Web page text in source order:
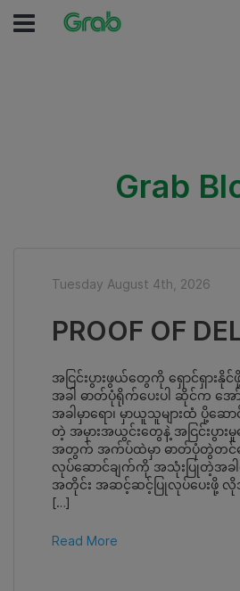
Grab
Tuesday August 4th, 2026
PROOF OF
အငြင်းပွားဖွယ်တွေကို ရှောင်ရှားနို
အခါ ဓာတ်ပုံရိုက်ပေးပါ ဆိုင်က အ
အခါမှာရော၊ မှာယူသူများထံ ပို့ဆေ
တဲ့ အမှားအယွင်းတွေနဲ့ အငြင်းပွာ
အတွက် အက်ပ်ထဲမှာ ဓာတ်ပုံတွဲတင်
လုပ်ဆောင်ချက်ကို အသုံးပြုတဲ့အခါ
အတိုင်း အဆင့်ဆင့်ပြုလုပ်ပေးဖို့ လိုအ
[…]
Read More